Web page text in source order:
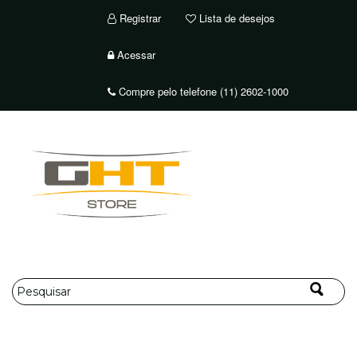
Registrar Lista de desejos
Acessar
Compre pelo telefone (11) 2602-1000